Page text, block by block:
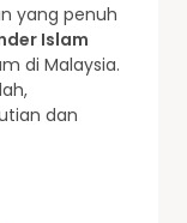
yang penuh
Islam
di Malaysia.
dan